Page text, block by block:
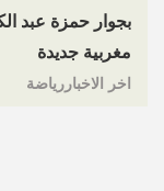
بجوار حمزة عبد
مغربية جديدة
اخر الاخباررياضة